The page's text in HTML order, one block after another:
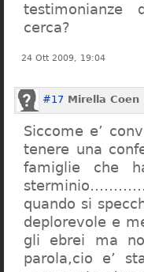
testimonianze
cerca?
24 Ott 2009, 19:04
#17 Mirella Coen
Siccome e’
tenere una
famiglie che
quando si
deplorevole e
gli ebrei ma
parola,cio e’